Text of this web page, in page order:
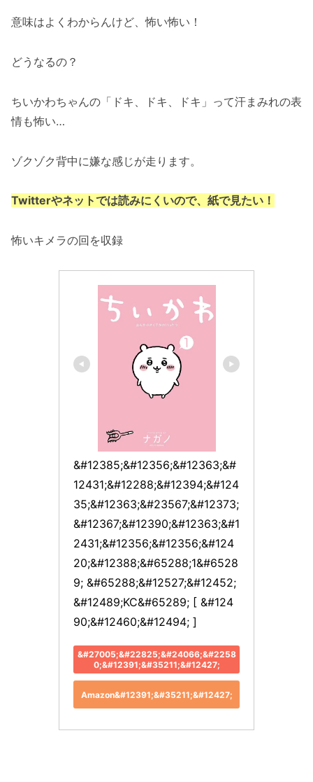
意味はよくわからんけど、怖い怖い！
どうなるの？
ちいかわちゃんの「ドキ、ドキ、ドキ」って汗まみれの表
情も怖い…
ゾクゾク背中に嫌な感じが走ります。
Twitterやネットでは読みにくいので、紙で見たい！
怖いキメラの回を収録
&#12385;&#12356;&#12363;&#
12431;&#12288;&#12394;&#124
35;&#12363;&#23567;&#12373;
&#12367;&#12390;&#12363;&#1
2431;&#12356;&#12356;&#124
20;&#12388;&#65288;1&#6528
9; &#65288;&#12527;&#12452;
&#12489;KC&#65289; [ &#124
90;&#12460;&#12494; ]
&#27005;&#22825;&#24066;&#2258
0;&#12391;&#35211;&#12427;
Amazon&#12391;&#35211;&#12427;